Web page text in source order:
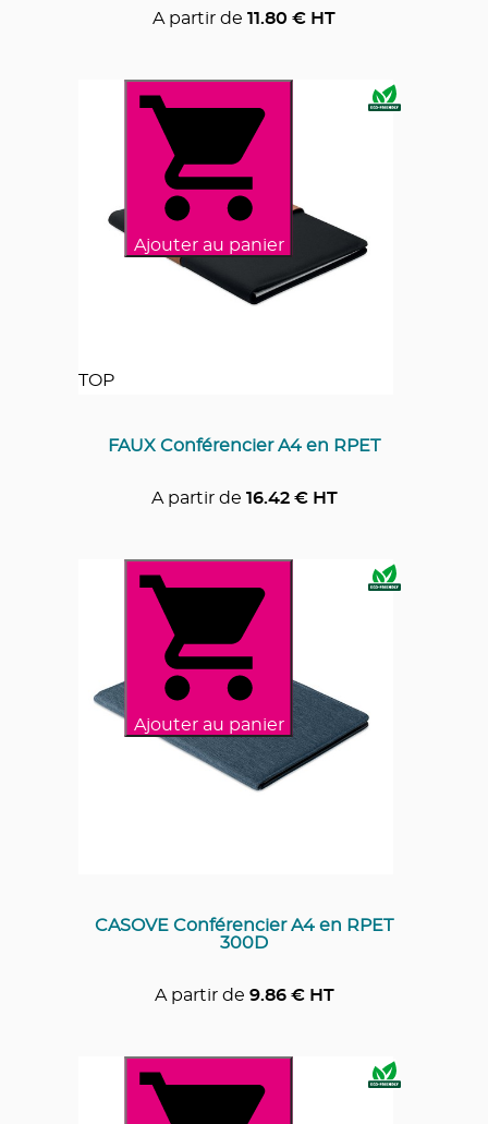
A partir de 11.80 € HT
TOP
Ajouter au panier
FAUX Conférencier A4 en RPET
A partir de 16.42€ HT
Ajouter au panier
CASOVE Conférencier A4 en RPET
300D
A partir de 9.86€ HT